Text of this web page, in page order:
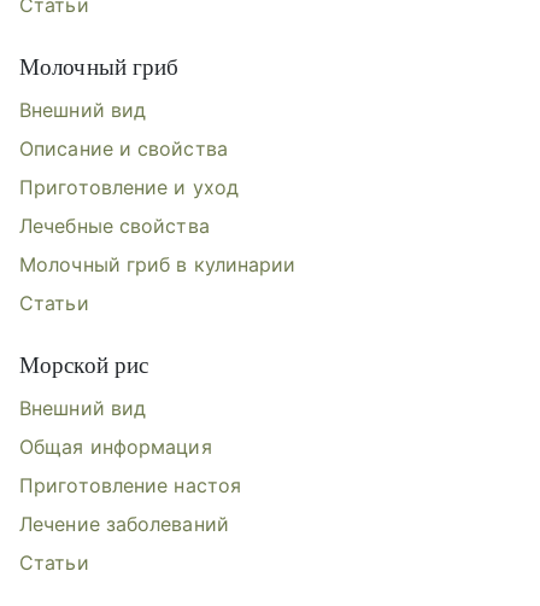
Статьи
Молочный гриб
Внешний вид
Описание и свойства
Приготовление и уход
Лечебные свойства
Молочный гриб в кулинарии
Статьи
Морской рис
Внешний вид
Общая информация
Приготовление настоя
Лечение заболеваний
Статьи